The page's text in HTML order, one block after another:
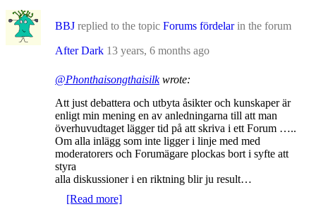
BBJ replied to the topic Forums fördelarin the forum
After Dark 13 years, 6 months ago
@Phonthaisongthaisilkwrote:
Att just debattera och utbyta åsikter och kunskaper är
enligt min mening en av anledningarna till att man
överhuvudtaget lägger tid på att skriva i ett Forum …..
Om alla inlägg som inte ligger i linje med med
moderatorers och Forumägare plockas bort i syfte att
styra
alla diskussioner i en riktning blir ju result…
[Read more]